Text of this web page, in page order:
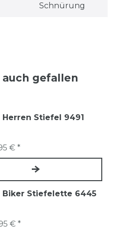
Schnürung
gefallen
Herren Stiefel 9491
€ *
Biker Stiefelette 6445
€ *